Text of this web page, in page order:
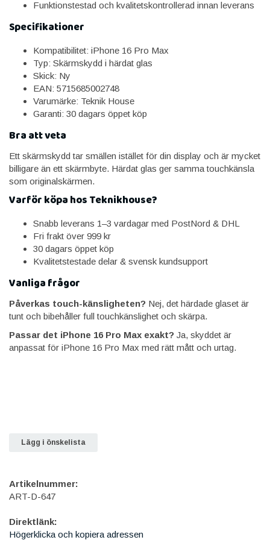
Funktionstestad och kvalitetskontrollerad innan leverans
Specifikationer
Kompatibilitet: iPhone 16 Pro Max
Typ: Skärmskydd i härdat glas
Skick: Ny
EAN: 5715685002748
Varumärke: Teknik House
Garanti: 30 dagars öppet köp
Bra att veta
Ett skärmskydd tar smällen istället för din display och är mycket
billigare än ett skärmbyte. Härdat glas ger samma touchkänsla
som originalskärmen.
Varför köpa hos Teknikhouse?
Snabb leverans 1–3 vardagar med PostNord & DHL
Fri frakt över 999 kr
30 dagars öppet köp
Kvalitetstestade delar & svensk kundsupport
Vanliga frågor
Påverkas touch-känsligheten? Nej, det härdade glaset är
tunt och bibehåller full touchkänslighet och skärpa.
Passar det iPhone 16 Pro Max exakt? Ja, skyddet är
anpassat för iPhone 16 Pro Max med rätt mått och urtag.
Lägg i önskelista
Artikelnummer:
ART-D-647
Direktlänk:
Högerklicka och kopiera adressen